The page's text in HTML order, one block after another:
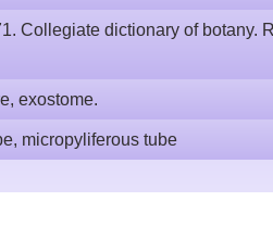
Collegiate dictionary of botany.
exostome.
micropyliferous tube